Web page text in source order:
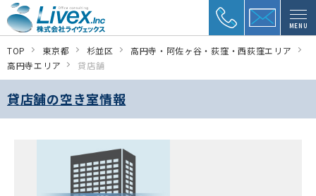
MENU
TOP 東京都 杉並区
高円寺・阿佐ヶ谷・荻窪・西荻窪エリア
高円寺エリア
貸店舗
貸店舗の空き室情報